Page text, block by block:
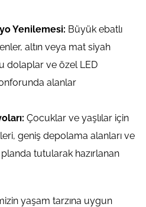
Yenilemesi: Büyük ebatlı
altın veya mat siyah
dolaplar ve özel LED
alanlar
Çocuklar ve yaşlılar için
geniş depolama alanları ve
tutularak hazırlanan
yaşam tarzına uygun